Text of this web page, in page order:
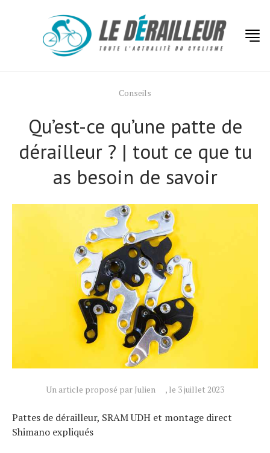
Conseils
Qu’est-ce qu’une patte de
dérailleur ? | tout ce que tu
as besoin de savoir
Un article proposé par Julien , le 3 juillet 2023
Pattes de dérailleur, SRAM UDH et montage direct
Shimano expliqués